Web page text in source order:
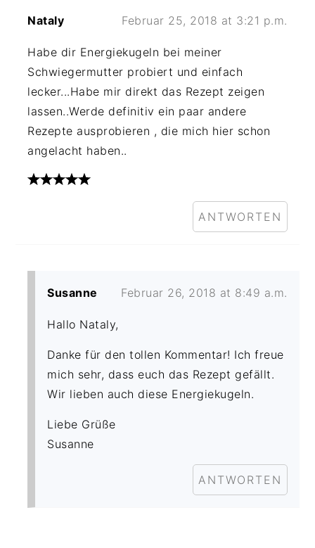
Nataly Februar 25, 2018 at 3:21 p.m.
Habe dir Energiekugeln bei meiner
Schwiegermutter probiert und einfach
lecker...Habe mir direkt das Rezept zeigen
lassen..Werde definitiv ein paar andere
Rezepte ausprobieren , die mich hier schon
angelacht haben..
ANTWORTEN
Susanne Februar 26, 2018 at 8:49 a.m.
Hallo Nataly,
Danke für den tollen Kommentar! Ich freue
mich sehr, dass euch das Rezept gefällt.
Wir lieben auch diese Energiekugeln.
Liebe Grüße
Susanne
ANTWORTEN